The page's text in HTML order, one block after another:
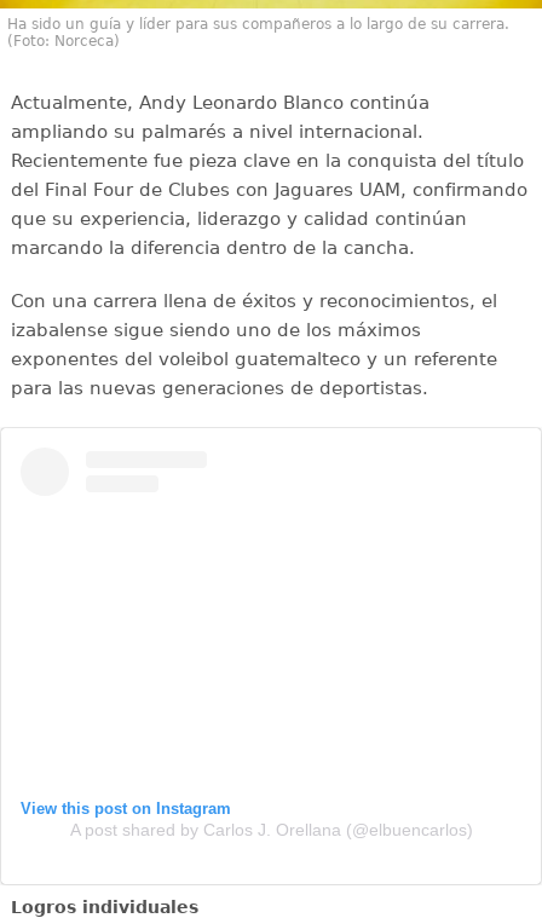
Ha sido un guía y líder para sus compañeros a lo largo de su carrera.
(Foto: Norceca)
Actualmente, Andy Leonardo Blanco continúa
ampliando su palmarés a nivel internacional.
Recientemente fue pieza clave en la conquista del título
del Final Four de Clubes con Jaguares UAM, confirmando
que su experiencia, liderazgo y calidad continúan
marcando la diferencia dentro de la cancha.
Con una carrera llena de éxitos y reconocimientos, el
izabalense sigue siendo uno de los máximos
exponentes del voleibol guatemalteco y un referente
para las nuevas generaciones de deportistas.
View this post on Instagram
A post shared by Carlos J. Orellana (@elbuencarlos)
Logros individuales